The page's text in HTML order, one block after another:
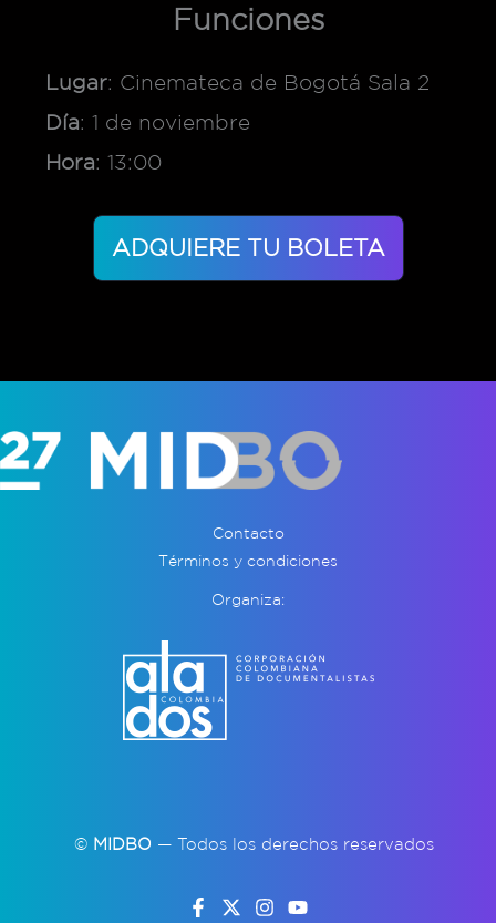
Funciones
Lugar: Cinemateca de Bogotá Sala 2
Día: 1 de noviembre
Hora: 13:00
ADQUIERE TU BOLETA
Contacto
Términos y condiciones
Organiza:
© MIDBO — Todos los derechos reservados